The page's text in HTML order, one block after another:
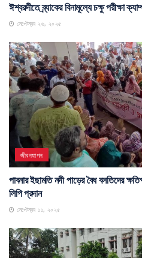
ঈশ্বরদীতে ব্র্যাকের বিনামূল্যে চক্ষু পরীক্ষা
সেপ্টেম্বর ২৬, ২০২৫
জীবনযাপন
পাবনার ইছামতি নদী পাড়ের বৈধ বসতিদের
লিপি প্রদান
সেপ্টেম্বর ১১, ২০২৫